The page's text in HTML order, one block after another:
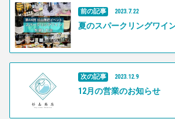
前の記事 2023.7.22
夏のスパークリングワイ
次の記事 2023.12.9
12月の営業のお知らせ